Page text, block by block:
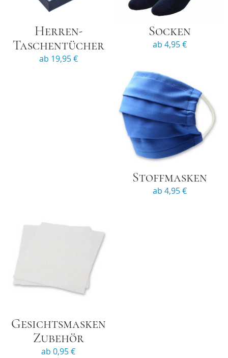
Herren-
Taschentücher
ab 19,95 €
Socken
ab 4,95 €
Stoffmasken
ab 4,95 €
Gesichtsmasken
Zubehör
ab 0,95 €